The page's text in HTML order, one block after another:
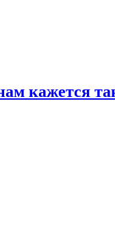
кажется